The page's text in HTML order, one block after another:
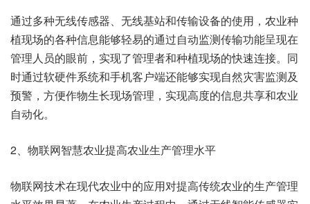
通过多种无线传感器、无线基站和传输设备的使用，农业种
植现场的各种信息能够轻易的通过自动监测传输功能呈现在
管理人员的眼前，实现了管理者和种植现场的快速连接。同
时通过软硬件系统和手机客户端还能够实现自然灾害监测及
预警，方便作物生长现场管理，实现高度的信息共享和农业
自动化。
2、物联网智慧农业提高农业生产管理水平
物联网技术在现代农业中的应用对提高传统农业的生产管理